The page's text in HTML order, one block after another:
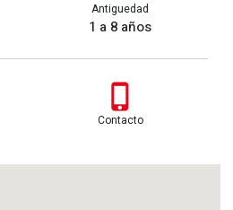
Antiguedad
1 a 8 años
Contacto